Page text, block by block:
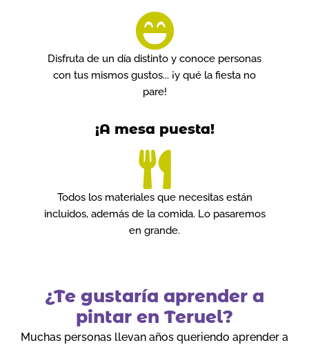
Disfruta de un día distinto y conoce personas
con tus mismos gustos... ¡y qué la fiesta no
pare!
¡A mesa puesta!
Todos los materiales que necesitas están
incluidos, además de la comida. Lo pasaremos
en grande.
¿Te gustaría aprender a
pintar en Teruel?
Muchas personas llevan años queriendo aprender a